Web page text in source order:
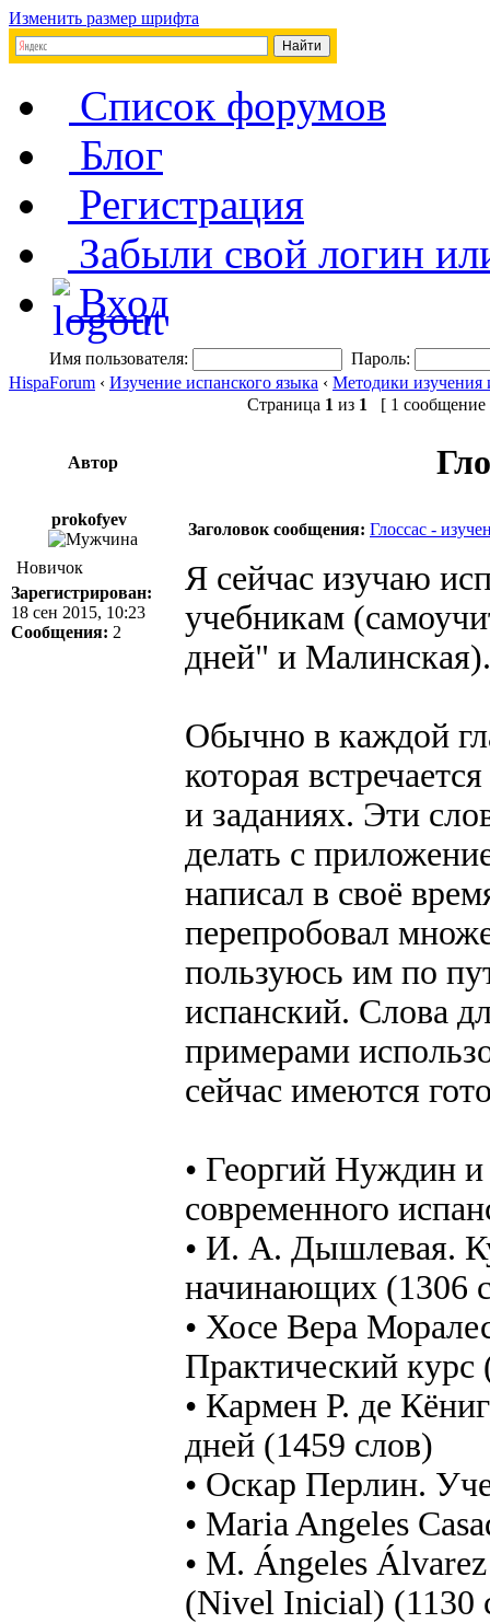
Изменить размер шрифта
Список форумов
Блог
Регистрация
Забыли свой логин
Вход
Имя пользователя:
Пароль:
HispaForum ‹ Изучение испанского языка ‹ Методики изучения
Страница 1 из 1 [ 1 сообщение
Автор
prokofyev
Заголовок сообщения: Глоссас -
Новичок
Зарегистрирован:
18 сен 2015, 10:23
Сообщения: 2
Я сейчас изучаю
учебникам
дней" и Малинская).
Обычно в каждой
которая
и заданиях. Эти
делать с
написал в своё
перепробовал
пользуюсь им по
испанский. Слова
примерами
сейчас имеются
• Георгий Нуждин
современного
• И. А. Дышлевая.
начинающих (1306
• Хосе Вера
Практический курс
• Кармен Р. де
дней (1459 слов)
• Оскар Перлин.
• Maria Angeles
• M. Ángeles
(Nivel Inicial) (1130